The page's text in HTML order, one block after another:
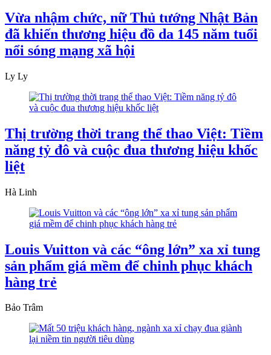
Vừa nhậm chức, nữ Thủ tướng Nhật Bản
đã khiến thương hiệu đồ da 145 năm tuổi
nổi sóng mạng xã hội
Ly Ly
Thị trường thời trang thể thao Việt: Tiềm
năng tỷ đô và cuộc đua thương hiệu khốc
liệt
Hà Linh
Louis Vuitton và các “ông lớn” xa xỉ tung
sản phẩm giá mềm để chinh phục khách
hàng trẻ
Bảo Trâm